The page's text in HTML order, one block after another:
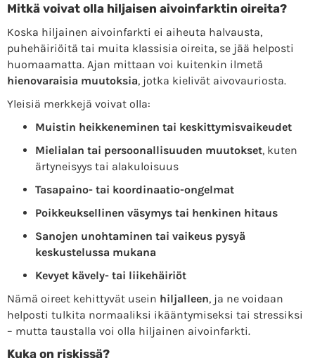
Mitkä voivat olla hiljaisen aivoinfarktin oireita?
Koska hiljainen aivoinfarkti ei aiheuta halvausta,
puhehäiriöitä tai muita klassisia oireita, se jää helposti
huomaamatta. Ajan mittaan voi kuitenkin ilmetä
hienovaraisia muutoksia, jotka kielivät aivovauriosta.
Yleisiä merkkejä voivat olla:
Muistin heikkeneminen tai keskittymisvaikeudet
Mielialan tai persoonallisuuden muutokset, kuten
ärtyneisyys tai alakuloisuus
Tasapaino- tai koordinaatio-ongelmat
Poikkeuksellinen väsymys tai henkinen hitaus
Sanojen unohtaminen tai vaikeus pysyä
keskustelussa mukana
Kevyet kävely- tai liikehäiriöt
Nämä oireet kehittyvät usein hiljalleen, ja ne voidaan
helposti tulkita normaaliksi ikääntymiseksi tai stressiksi
– mutta taustalla voi olla hiljainen aivoinfarkti.
Kuka on riskissä?